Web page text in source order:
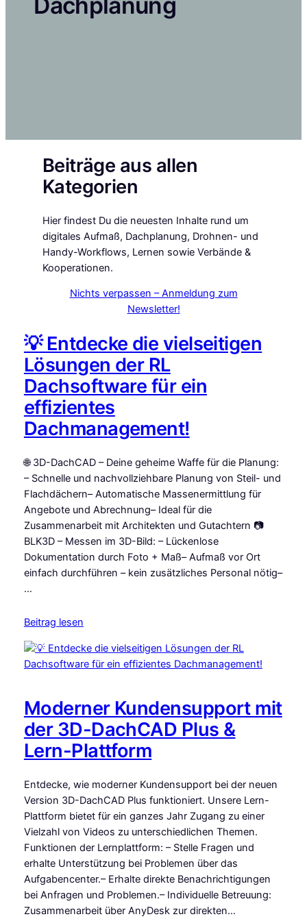
Beiträge aus allen
Kategorien
Hier findest Du die neuesten Inhalte rund um
digitales Aufmaß, Dachplanung, Drohnen- und
Handy-Workflows, Lernen sowie Verbände &
Kooperationen.
Nichts verpassen – Anmeldung zum
Newsletter!
💡 Entdecke die vielseitigen
Lösungen der RL
Dachsoftware für ein
effizientes
Dachmanagement!
🌐 3D-DachCAD – Deine geheime Waffe für die Planung:
– Schnelle und nachvollziehbare Planung von Steil- und
Flachdächern– Automatische Massenermittlung für
Angebote und Abrechnung– Ideal für die
Zusammenarbeit mit Architekten und Gutachtern 📷
BLK3D – Messen im 3D-Bild: – Lückenlose
Dokumentation durch Foto + Maß– Aufmaß vor Ort
einfach durchführen – kein zusätzliches Personal nötig–
…
Beitrag lesen
Moderner Kundensupport mit
der 3D-DachCAD Plus &
Lern-Plattform
Entdecke, wie moderner Kundensupport bei der neuen
Version 3D-DachCAD Plus funktioniert. Unsere Lern-
Plattform bietet für ein ganzes Jahr Zugang zu einer
Vielzahl von Videos zu unterschiedlichen Themen.
Funktionen der Lernplattform: – Stelle Fragen und
erhalte Unterstützung bei Problemen über das
Aufgabencenter.– Erhalte direkte Benachrichtigungen
bei Anfragen und Problemen.– Individuelle Betreuung:
Zusammenarbeit über AnyDesk zur direkten…